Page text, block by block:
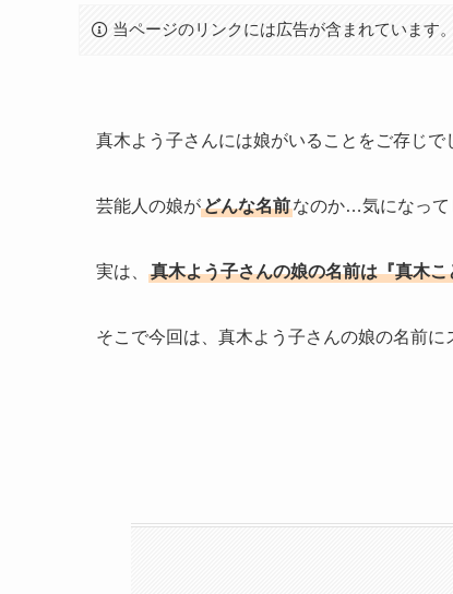
当ページのリンクには広告が含まれています。
真木よう子さんには娘がいることをご存じで
芸能人の娘がどんな名前なのか…気になって
実は、 真木よう子さんの娘の名前は『真木こ
そこで今回は、真木よう子さんの娘の名前に